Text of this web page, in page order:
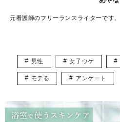
元看護師のフリーランスライターです。
男性 女子ウケ
モテる アンケート